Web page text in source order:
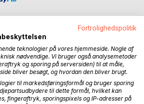
manuskript fra det 1. århundrede
i Tibet og bragt til Europa. Det blev
oprindelige evangelium, hvorfra andre
Fortrolighedspolitik
teknologier på vores hjemmeside. Nogle af
nødvendige. Vi bruger også analysemetoder
og sporing på serversiden) til at måle,
bliver besøgt, og hvordan den bliver brugt.
til markedsføringsformål og bruger sporing
til dette formål, hvilket kan
fingeraftryk, sporingspixels og IP-adresser på